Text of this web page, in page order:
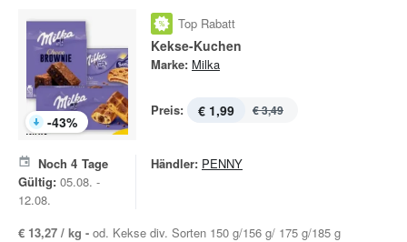
-43%
Top Rabatt
Kekse-Kuchen
Marke: Milka
Preis: € 1,99 € 3,49
Noch 4 Tage
Gültig: 05.08. -
12.08.
Händler: PENNY
€ 13,27 / kg - od. Kekse div. Sorten 150 g/156 g/ 175 g/185 g